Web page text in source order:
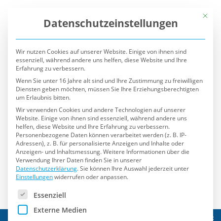
Mit
Datenschutzeinstellungen
Wir nutzen Cookies auf unserer Website. Einige von ihnen sind
essenziell, während andere uns helfen, diese Website und Ihre
Erfahrung zu verbessern.
Wenn Sie unter 16 Jahre alt sind und Ihre Zustimmung zu freiwilligen
Diensten geben möchten, müssen Sie Ihre Erziehungsberechtigten
um Erlaubnis bitten.
Wir verwenden Cookies und andere Technologien auf unserer
Website. Einige von ihnen sind essenziell, während andere uns
helfen, diese Website und Ihre Erfahrung zu verbessern.
Personenbezogene Daten können verarbeitet werden (z. B. IP-
Adressen), z. B. für personalisierte Anzeigen und Inhalte oder
Anzeigen- und Inhaltsmessung.Weitere Informationen über die
Verwendung Ihrer Daten finden Sie in unserer
Datenschutzerklärung.Sie können Ihre Auswahl jederzeit unter
Einstellungenwiderrufen oder anpassen.
Es folgt eine Liste der Service-Gruppen, für die eine
Essenziell
Externe Medien